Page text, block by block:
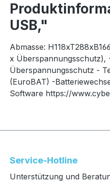
USB,"
Abmasse:
x Überspannungsschutz),
Überspannungsschutz -
(EuroBAT) -
Software https://
Service-Hotline
Unterstützung und